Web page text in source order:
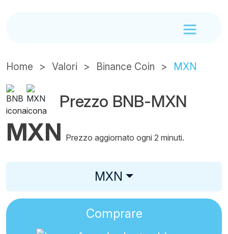
Home Valori Binance Coin MXN
Prezzo BNB-MXN
MXN Prezzo aggiornato ogni 2 minuti.
MXN
Comprare